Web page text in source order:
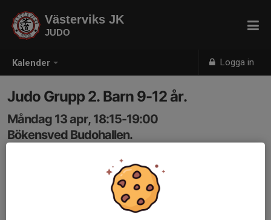
Kalender Logga in
Västerviks JK
JUDO
Judo Grupp 2. Barn 9-12 år.
Måndag 13 apr, 18:15-19:00
Bökensved Budohallen.